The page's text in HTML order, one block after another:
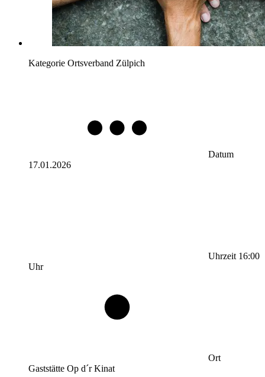
Kategorie Ortsverband Zülpich
Datum
17.01.2026
Uhrzeit 16:00
Uhr
Ort
Gaststätte Op d´r Kinat